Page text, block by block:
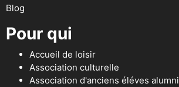
Blog
Pour qui
Accueil de loisir
Association culturelle
Association d'anciens éléves alumni